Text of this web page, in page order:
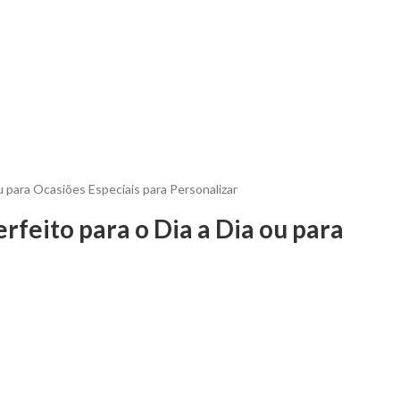
Ocasiões Especiais para Personalizar
para o Dia a Dia ou para